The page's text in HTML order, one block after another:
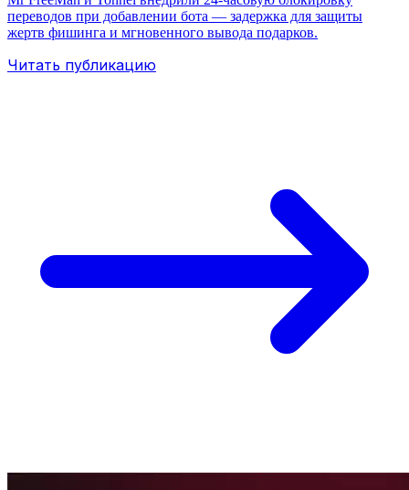
переводов при добавлении бота — задержка для защиты
жертв фишинга и мгновенного вывода подарков.
Читать публикацию